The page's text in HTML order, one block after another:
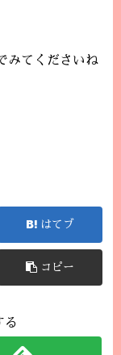
みてくださいね
はてブ
コピー
る